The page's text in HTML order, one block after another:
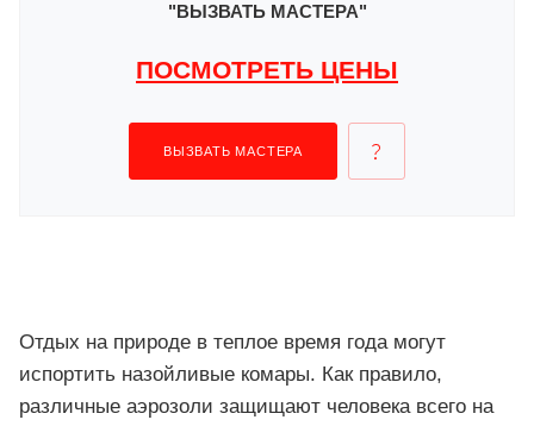
"ВЫЗВАТЬ МАСТЕРА"
ПОСМОТРЕТЬ ЦЕНЫ
ВЫЗВАТЬ МАСТЕРА
Отдых на природе в теплое время года могут
испортить назойливые комары. Как правило,
различные аэрозоли защищают человека всего на